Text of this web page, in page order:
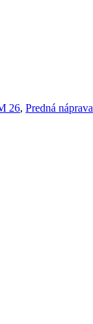
26, Predná náprava